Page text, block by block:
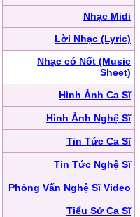
Nhạc Midi
Lời Nhạc (Lyric)
Nhạc có Nốt (Music
Sheet)
Hình Ảnh Ca Sĩ
Hình Ảnh Nghệ Sĩ
Tin Tức Ca Sĩ
Tin Tức Nghệ Sĩ
Phỏng Vấn Nghệ Sĩ Video
Tiểu Sử Ca Sĩ